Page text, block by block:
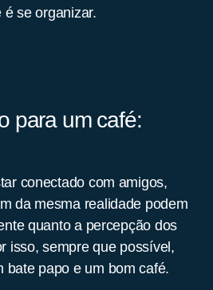
é se organizar.
para um café:
conectado com amigos,
da mesma realidade podem
quanto a percepção dos
isso, sempre que possível,
bate papo e um bom café.